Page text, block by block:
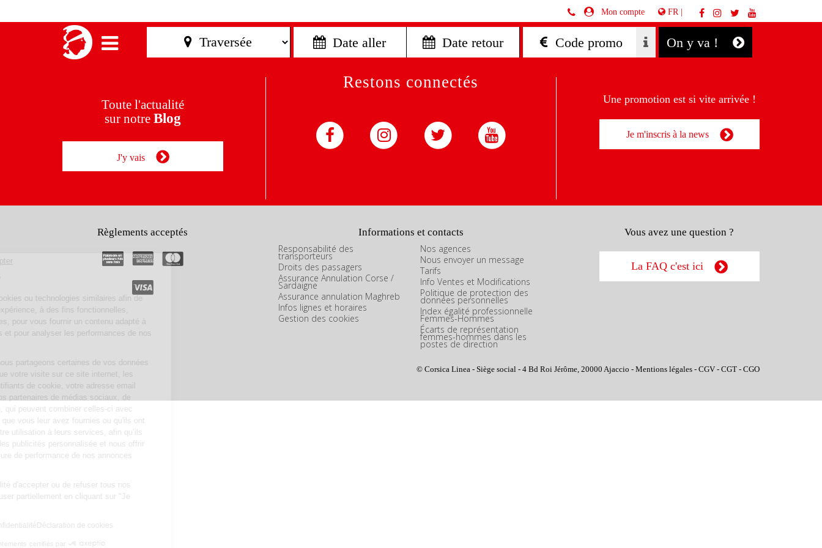
Continuer sans accepter
Nous utilisons des cookies ou technologies similaires
afin de personnaliser votre expérience, à des fins
fonctionnelles, d'analyses statistiques, pour vous
fournir un contenu adapté à vos centres d'intérêts et pour
Avec votre accord, nous partageons certaines de vos données
personnelles telles que votre visite sur ce site internet, les
adresses IP, les identifiants de cookie, votre adresse email
anonymisée, avec nos partenaires de médias sociaux, de
publicité et d'analyse, qui peuvent combiner celles-ci avec
d'autres informations que vous leur avez fournies ou qu'ils ont
collectées lors de votre utilisation à leurs services, afin qu’ils
puissent vous offrir des publicités personnalisée et nous offrir
des services de mesure de performance de nos annonces
Vous avez la possibilité d'accepter ou de refuser tous nos
cookies, voire de refuser partiellement en cliquant sur "Je
Lire la politique de confidentialitéDéclaration de cookies
Consentements certifiés par
Mon compte FR |
 Date aller  Date retour
Toute l'actualité
sur notre Blog
J'y vais
Restons connectés
Une promotion est si vite arrivée !
Je m'inscris à la news
Règlements acceptés
Informations et contacts
Responsabilité des
transporteurs
Droits des passagers
Assurance Annulation Corse /
Sardaigne
Assurance annulation Maghreb
Infos lignes et horaires
Gestion des cookies
Nos agences
Nous envoyer un message
Tarifs
Info Ventes et Modifications
Politique de protection des
données personnelles
Index égalité professionnelle
Femmes-Hommes
Écarts de représentation
femmes-hommes dans les
postes de direction
Vous avez une question ?
La FAQ c'est ici
© Corsica Linea - Siège social - 4 Bd Roi Jérôme, 20000 Ajaccio - Mentions légales - CGV - CGT - CGO